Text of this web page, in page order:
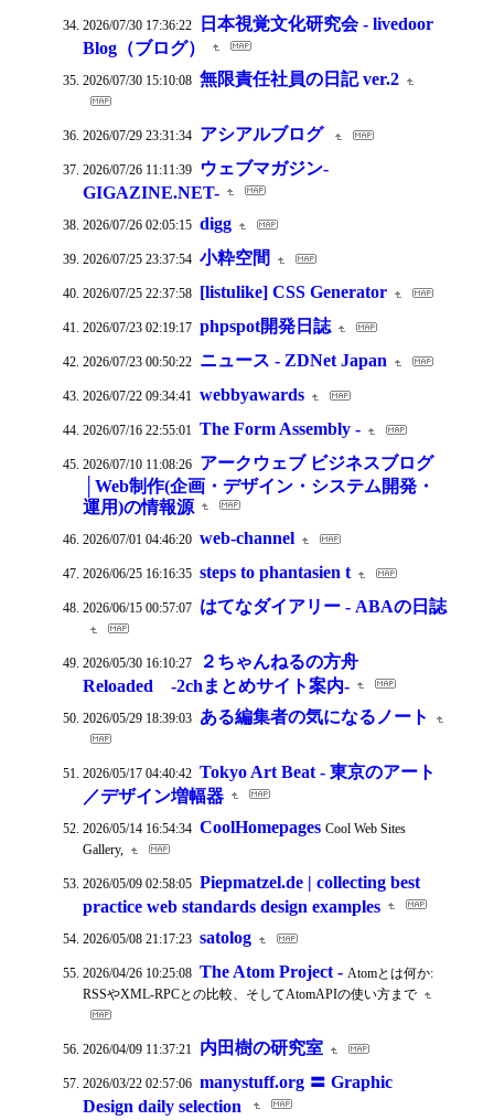
2026/07/30 17:36:22 日本視覚文化研究会 - livedoor
Blog（ブログ）
2026/07/30 15:10:08 無限責任社員の日記 ver.2
2026/07/29 23:31:34 アシアルブログ
2026/07/26 11:11:39 ウェブマガジン-
GIGAZINE.NET-
2026/07/26 02:05:15 digg
2026/07/25 23:37:54 小粋空間
2026/07/25 22:37:58 [listulike] CSS Generator
2026/07/23 02:19:17 phpspot開発日誌
2026/07/23 00:50:22 ニュース - ZDNet Japan
2026/07/22 09:34:41 webbyawards
2026/07/16 22:55:01 The Form Assembly -
2026/07/10 11:08:26 アークウェブ ビジネスブログ
│Web制作(企画・デザイン・システム開発・
運用)の情報源
2026/07/01 04:46:20 web-channel
2026/06/25 16:16:35 steps to phantasien t
2026/06/15 00:57:07 はてなダイアリー - ABAの日誌
2026/05/30 16:10:27 ２ちゃんねるの方舟
Reloaded -2chまとめサイト案内-
2026/05/29 18:39:03 ある編集者の気になるノート
2026/05/17 04:40:42 Tokyo Art Beat - 東京のアート
／デザイン増幅器
2026/05/14 16:54:34 CoolHomepages Cool Web Sites
Gallery,
2026/05/09 02:58:05 Piepmatzel.de | collecting best
practice web standards design examples
2026/05/08 21:17:23 satolog
2026/04/26 10:25:08 The Atom Project - Atomとは何か:
RSSやXML-RPCとの比較、そしてAtomAPIの使い方まで
2026/04/09 11:37:21 内田樹の研究室
2026/03/22 02:57:06 manystuff.org 〓 Graphic
Design daily selection